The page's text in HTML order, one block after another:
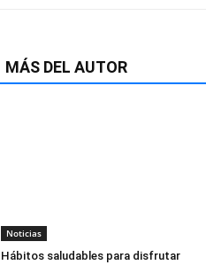
MÁS DEL AUTOR
Noticias
Hábitos saludables para disfrutar